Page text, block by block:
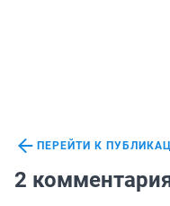
ПЕРЕЙТИ К
2